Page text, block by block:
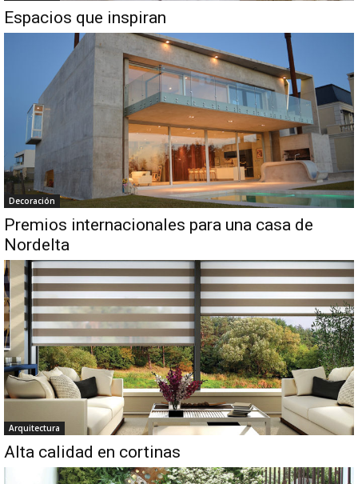
Espacios que inspiran
Decoración
Premios internacionales para una casa de
Nordelta
Arquitectura
Alta calidad en cortinas